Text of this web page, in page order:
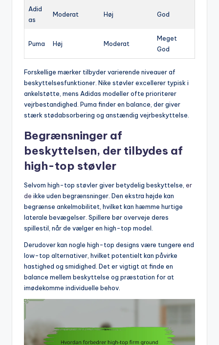
Adid
as
Moderat Høj God
Puma Høj Moderat
Meget
God
Forskellige mærker tilbyder varierende niveauer af
beskyttelsesfunktioner. Nike støvler excellerer typisk i
ankelstøtte, mens Adidas modeller ofte prioriterer
vejrbestandighed. Puma finder en balance, der giver
stærk stødabsorbering og anstændig vejrbeskyttelse.
Begrænsninger af
beskyttelsen, der tilbydes af
high-top støvler
Selvom high-top støvler giver betydelig beskyttelse, er
de ikke uden begrænsninger. Den ekstra højde kan
begrænse ankelmobilitet, hvilket kan hæmme hurtige
laterale bevægelser. Spillere bør overveje deres
spillestil, når de vælger en high-top model.
Derudover kan nogle high-top designs være tungere end
low-top alternativer, hvilket potentielt kan påvirke
hastighed og smidighed. Det er vigtigt at finde en
balance mellem beskyttelse og præstation for at
imødekomme individuelle behov.